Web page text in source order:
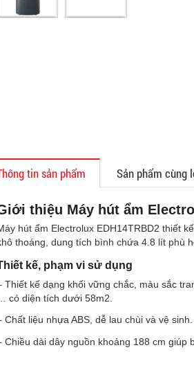
tin sản phẩm Sản phẩm cùng
thiệu Máy hút ẩm
hút ẩm Electrolux EDH14TRBD2 thiết
thoáng, dung tích bình chứa 4.8 lít phù
kế, phạm vi sử dụng
Thiết kế dạng khối vững chắc, màu sắc
… có diện tích dưới 58m2.
Chất liệu nhựa ABS, dễ lau chùi và vệ sinh.
Chiều dài dây nguồn khoảng 188 cm giúp